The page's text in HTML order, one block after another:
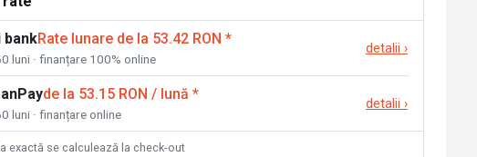
bankRate lunare de la 53.42 RON *
luni · finanțare 100% online
detalii ›
de la 53.15 RON / lună *
luni · finanțare online
detalii ›
exactă se calculează la check-out